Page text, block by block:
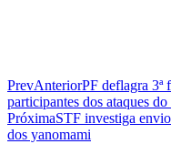
PrevAnteriorPF deflagra 3ª
participantes dos ataques
PróximaSTF investiga
dos yanomami